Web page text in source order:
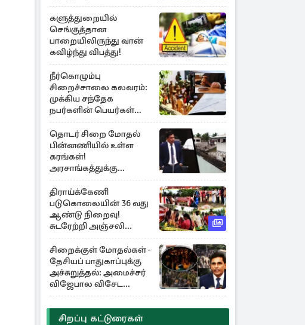
களுத்துறையில்
செங்குத்தான
பாறையிலிருந்து வான்
கவிழ்ந்து விபத்து!
நீர்கொழும்பு
சிறைச்சாலை கலவரம்:
முக்கிய சந்தேக
நபர்களின் பெயர்கள்
நீதிமன்றில் சமர்ப்பிப்பு!
தொடர் சிறை மோதல்
பின்னணியில் உள்ள
கரங்கள்!
அரசாங்கத்துக்கு
கிடைத்த புலனாய்வு
தகவல்
திராய்க்கேணி
படுகொலையின் 36 வது
ஆண்டு நிறைவு!
சுடரேற்றி அஞ்சலி
செலுத்திய மக்கள்
சிறைக்குள் மோதல்கள் -
தேசியப் பாதுகாப்புக்கு
அச்சுறுத்தல்: அமைச்சர்
விஜேபால விசேட
அறிவிப்பு
சிறப்பு கட்டுரைகள்